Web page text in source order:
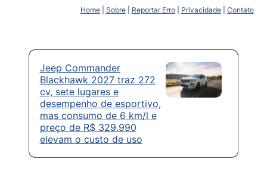
Home| Sobre| Reportar Erro| Privacidade| Contato
Jeep Commander
Blackhawk 2027 traz 272
cv, sete lugares e
desempenho de esportivo,
mas consumo de 6 km/l e
preço de R$ 329.990
elevam o custo de uso